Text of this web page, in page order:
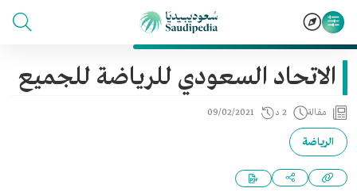
الاتحاد السعودي للرياضة للجميع
مقالة 2 د 09/02/2021
الرياضة